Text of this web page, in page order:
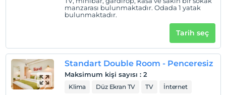
Discover the allure of Kadikoy Moda Beach. Enjoy its
scenic beauty, nestled amidst vibrant cafes and
restaurants. Perfect for leisurely walks or seaside dining
experiences. Explore nearby attractions and immerse
yourself in the local culture. Kadikoy Moda Beach invites
you to create unforgettable memories by the sea.
manzarası bulunmaktadır. Odada 1 yatak
bulunmaktadır.
Tarih seç
Standart Double Room - Penceresiz
Maksimum kişi sayısı : 2
Klima Düz Ekran TV TV
İnternet